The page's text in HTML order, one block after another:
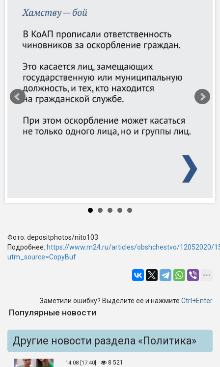
Фото: depositphotos/nito103
Подробнее: https://www.m24.ru/articles/obshchestvo/12052020/
utm_source=CopyBuf
Заметили ошибку? Выделите её и нажмите Ctrl+Enter
Популярные новости
Другие новости раздела «Политика»
14.08 [17:40] 8 521